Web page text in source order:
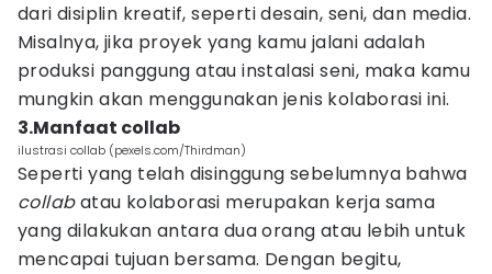
dari disiplin kreatif, seperti desain, seni, dan media.
Misalnya, jika proyek yang kamu jalani adalah
produksi panggung atau instalasi seni, maka kamu
mungkin akan menggunakan jenis kolaborasi ini.
3.Manfaat collab
ilustrasi collab (pexels.com/Thirdman)
Seperti yang telah disinggung sebelumnya bahwa
collabatau kolaborasi merupakan kerja sama
yang dilakukan antara dua orang atau lebih untuk
mencapai tujuan bersama. Dengan begitu,